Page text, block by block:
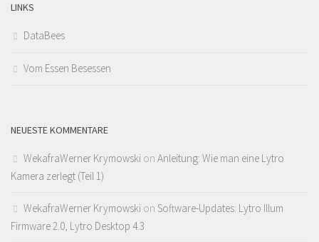
LINKS
DataBees
Vom Essen Besessen
NEUESTE KOMMENTARE
WekafraWerner Krymowski on Anleitung: Wie man eine Lytro
Kamera zerlegt (Teil 1)
WekafraWerner Krymowski on Software-Updates: Lytro Illum
Firmware 2.0, Lytro Desktop 4.3